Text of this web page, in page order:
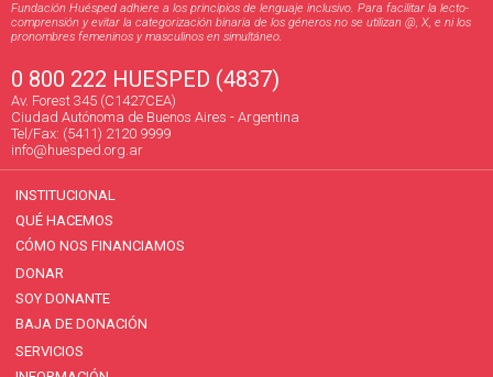
Fundación Huésped adhiere a los principios de lenguaje inclusivo. Para facilitar la lecto-
comprensión y evitar la categorización binaria de los géneros no se utilizan @, X, e ni los
pronombres femeninos y masculinos en simultáneo.
0 800 222 HUESPED (4837)
Av. Forest 345 (C1427CEA)
Ciudad Autónoma de Buenos Aires - Argentina
Tel/Fax: (5411) 2120 9999
info@huesped.org.ar
INSTITUCIONAL
QUÉ HACEMOS
CÓMO NOS FINANCIAMOS
DONAR
SOY DONANTE
BAJA DE DONACIÓN
SERVICIOS